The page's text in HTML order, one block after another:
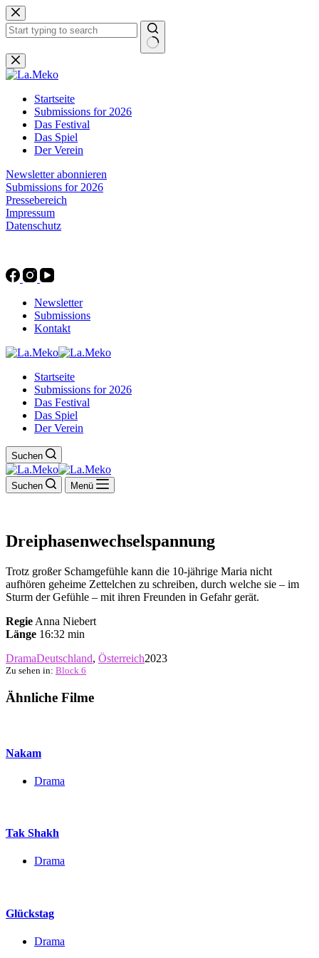
Zum
Inhalt
springen
Keine
Ergebnisse
Startseite
Submissions for 2026
Das Festival
Das Spiel
Der Verein
Newsletter abonnieren
Submissions for 2026
Pressebereich
Impressum
Datenschutz
Newsletter
Submissions
Kontakt
Startseite
Submissions for 2026
Das Festival
Das Spiel
Der Verein
Suchen
Suchen Menü
Dreiphasenwechselspannung
Trotz großer Schamgefühle kann die 10-jährige Maria nicht
aufhören geheime Zettelchen zu schreiben, durch welche sie – im
Sturm der Gefühle – mit ihren Freunden in Gefahr gerät.
Regie Anna Niebert
Länge 16:32 min
DramaDeutschland, Österreich2023
Zu sehen in: Block 6
Ähnliche Filme
Nakam
Drama
Tak Shakh
Drama
Glückstag
Drama